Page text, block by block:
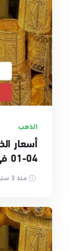
الذهب
04-01 في مصر
منذ 3 سنوات